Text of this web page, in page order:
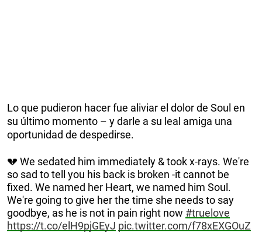
Lo que pudieron hacer fue aliviar el dolor de Soul en
su último momento – y darle a su leal amiga una
oportunidad de despedirse.
💔 We sedated him immediately & took x-rays. We're
so sad to tell you his back is broken -it cannot be
fixed. We named her Heart, we named him Soul.
We're going to give her the time she needs to say
goodbye, as he is not in pain right now #truelove
https://t.co/elH9pjGEyJ pic.twitter.com/f78xEXGOuZ